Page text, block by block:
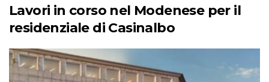
Lavori in corso nel Modenese per il
residenziale di Casinalbo